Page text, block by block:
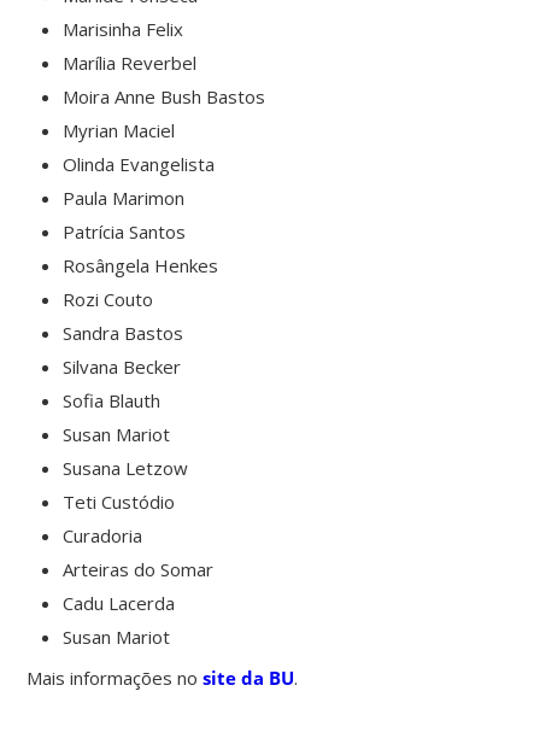
Marisinha Felix
Marília Reverbel
Moira Anne Bush Bastos
Myrian Maciel
Olinda Evangelista
Paula Marimon
Patrícia Santos
Rosângela Henkes
Rozi Couto
Sandra Bastos
Silvana Becker
Sofia Blauth
Susan Mariot
Susana Letzow
Teti Custódio
Curadoria
Arteiras do Somar
Cadu Lacerda
Susan Mariot
Mais informações nosite da BU.